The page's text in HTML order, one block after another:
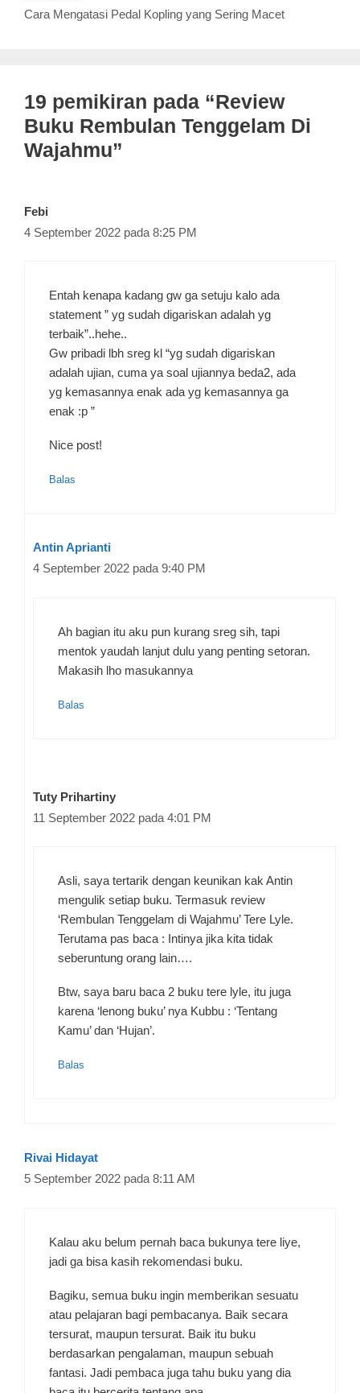
Cara Mengatasi Pedal Kopling yang Sering Macet
19 pemikiran pada “Review
Buku Rembulan Tenggelam Di
Wajahmu”
Febi
4 September 2022 pada 8:25 PM
Entah kenapa kadang gw ga setuju kalo ada
statement ” yg sudah digariskan adalah yg
terbaik”..hehe..
Gw pribadi lbh sreg kl “yg sudah digariskan
adalah ujian, cuma ya soal ujiannya beda2, ada
yg kemasannya enak ada yg kemasannya ga
enak :p ”
Nice post!
Balas
Antin Aprianti
4 September 2022 pada 9:40 PM
Ah bagian itu aku pun kurang sreg sih, tapi
mentok yaudah lanjut dulu yang penting setoran.
Makasih lho masukannya
Balas
Tuty Prihartiny
11 September 2022 pada 4:01 PM
Asli, saya tertarik dengan keunikan kak Antin
mengulik setiap buku. Termasuk review
‘Rembulan Tenggelam di Wajahmu’ Tere Lyle.
Terutama pas baca : Intinya jika kita tidak
seberuntung orang lain….
Btw, saya baru baca 2 buku tere lyle, itu juga
karena ‘lenong buku’ nya Kubbu : ‘Tentang
Kamu’ dan ‘Hujan’.
Balas
Rivai Hidayat
5 September 2022 pada 8:11 AM
Kalau aku belum pernah baca bukunya tere liye,
jadi ga bisa kasih rekomendasi buku.
Bagiku, semua buku ingin memberikan sesuatu
atau pelajaran bagi pembacanya. Baik secara
tersurat, maupun tersurat. Baik itu buku
berdasarkan pengalaman, maupun sebuah
fantasi. Jadi pembaca juga tahu buku yang dia